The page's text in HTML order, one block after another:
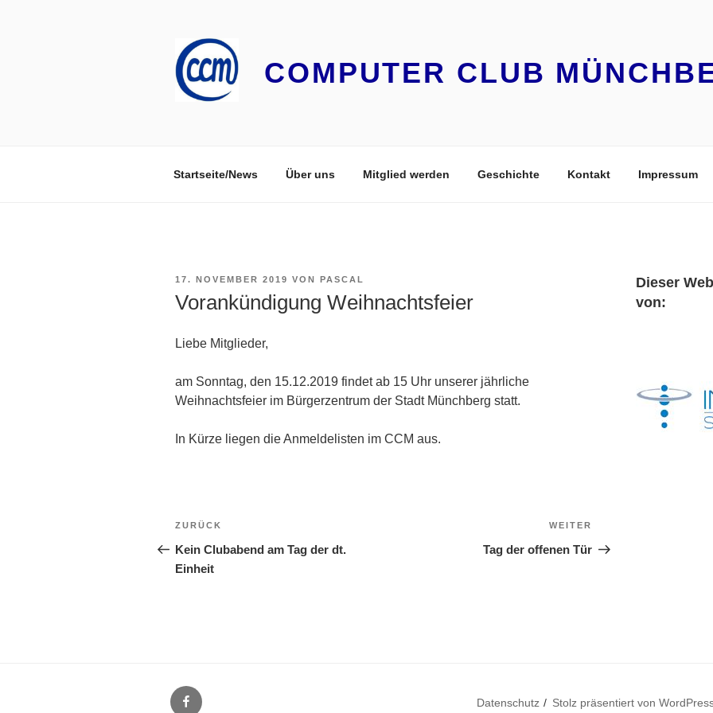
COMPUTER CLUB
Startseite/News Über uns Mitglied werden Geschichte Kontakt Impressum
VERÖFFENTLICHT
17. NOVEMBER 2019 VON PASCAL
Vorankündigung Weihnachtsfeier
Liebe Mitglieder,
am Sonntag, den 15.12.2019 findet ab 15 Uhr unserer jährliche
Weihnachtsfeier im Bürgerzentrum der Stadt Münchberg statt.
In Kürze liegen die Anmeldelisten im CCM aus.
Beitragsnavigation
Vorheriger
Beitrag
ZURÜCK
Kein Clubabend am Tag der dt.
Einheit
Beitrag
WEITER
Tag der offenen Tür
Dieser
von:
CCM
Datenschutz Stolz präsentiert von